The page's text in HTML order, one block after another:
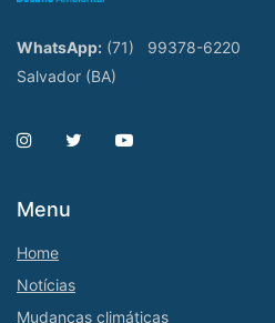
WhatsApp: (71)
99378-6220
Salvador (BA)
Menu
Home
Notícias
Mudanças climáticas